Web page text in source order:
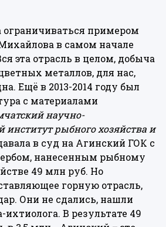
ограничиваться примером
в самом начале
эта отрасль в целом, добыча
металлов, для нас,
Ещё в 2013-2014 году был
с материалами
научно-
институт рыбного хозяйства и
в суд на Агинский ГОК с
нанесенным рыбному
49 млн руб. Но
горную отрасль,
Они не сдались, нашли
ихтиолога. В результате 49